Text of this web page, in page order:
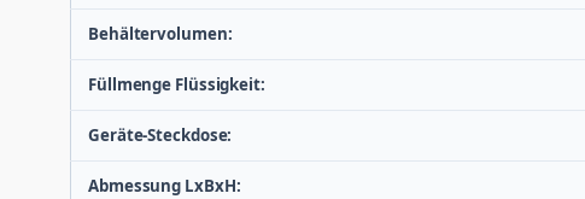
Behältervolumen:
Füllmenge Flüssigkeit:
Geräte-Steckdose:
Abmessung LxBxH: